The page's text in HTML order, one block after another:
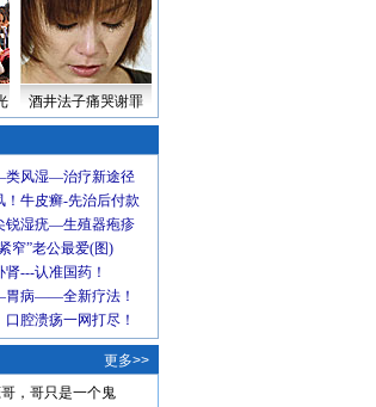
酒井法子痛哭谢罪
更多>>
，哥只是一个鬼